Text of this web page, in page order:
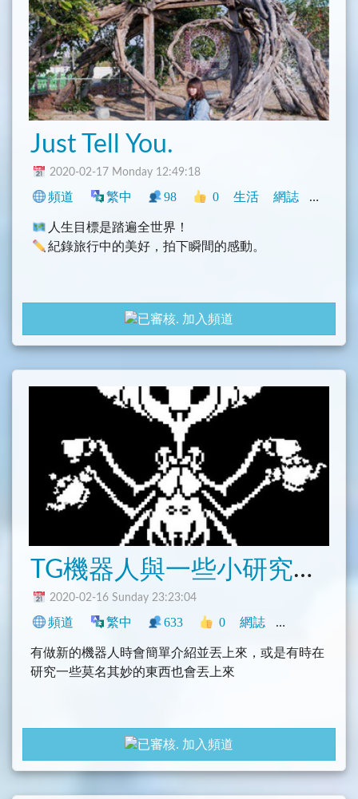
Just Tell You.
2020-02-17 Monday 12:49:18
頻道 繁中 98 0 生活 網誌 臺灣
人生目標是踏遍全世界！
紀錄旅行中的美好，拍下瞬間的感動。
加入頻道
TG機器人與一些小研究的發布地方
2020-02-16 Sunday 23:23:04
頻道 繁中 633 0 網誌 中文圈
有做新的機器人時會簡單介紹並丟上來，或是有時在
研究一些莫名其妙的東西也會丟上來
加入頻道